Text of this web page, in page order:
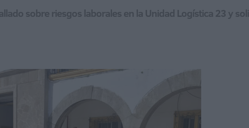
sobre riesgos laborales en la Unidad Logística 23 y